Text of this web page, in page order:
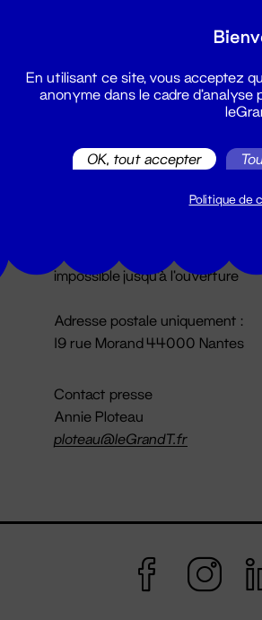
toutes les
Billetterie
billetterie@leGrandT.fr
impossible jusqu'à l'ouverture
Adresse postale uniquement :
19 rue Morand 44000 Nantes
Contact presse
Annie Ploteau
ploteau@leGrandT.fr
En utilisant ce site, vous acceptez
anonyme dans le cadre d'analyse
OK, tout accepter
Politique de